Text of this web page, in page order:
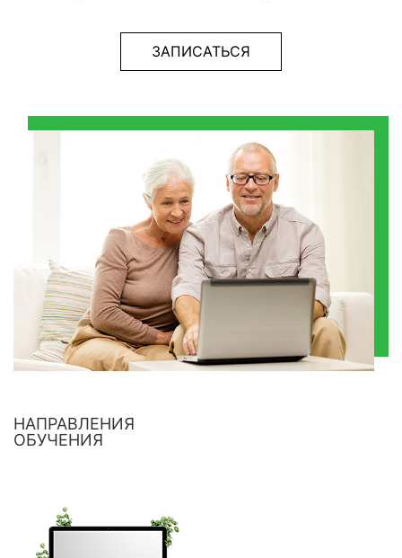
ЗАПИСАТЬСЯ
НАПРАВЛЕНИЯ
ОБУЧЕНИЯ